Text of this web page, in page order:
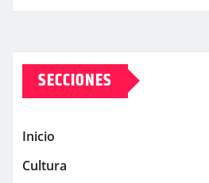
SECCIONES
Inicio
Cultura